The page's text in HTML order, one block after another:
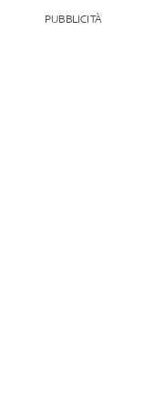
PUBBLICITÀ